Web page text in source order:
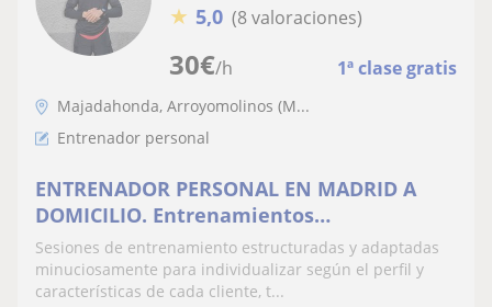
30€/h 1ª clase gratis
★ 5,0 (8 valoraciones)
Majadahonda, Arroyomolinos (M...
Entrenador personal
ENTRENADOR PERSONAL EN MADRID A
DOMICILIO. Entrenamientos
individualizados en base a las
característica y exigencias del cliente
Sesiones de entrenamiento estructuradas y adaptadas
minuciosamente para individualizar según el perfil y
características de cada cliente, t...